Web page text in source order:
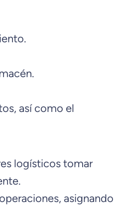
así como el
logísticos tomar
asignando